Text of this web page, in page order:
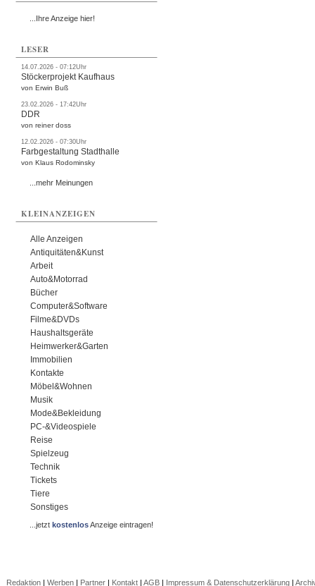
...Ihre Anzeige hier!
LESER
14.07.2026 - 07:12Uhr
Stöckerprojekt Kaufhaus
von Erwin Buß
23.02.2026 - 17:42Uhr
DDR
von reiner doss
12.02.2026 - 07:30Uhr
Farbgestaltung Stadthalle
von Klaus Rodominsky
...mehr Meinungen
KLEINANZEIGEN
Alle Anzeigen
Antiquitäten&Kunst
Arbeit
Auto&Motorrad
Bücher
Computer&Software
Filme&DVDs
Haushaltsgeräte
Heimwerker&Garten
Immobilien
Kontakte
Möbel&Wohnen
Musik
Mode&Bekleidung
PC-&Videospiele
Reise
Spielzeug
Technik
Tickets
Tiere
Sonstiges
...jetztkostenlosAnzeige eintragen!
Redaktion| Werben| Partner| Kontakt| AGB| Impressum & Datenschutzerklärung|